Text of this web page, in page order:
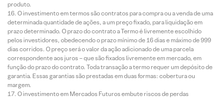
produto.
O investimento em termos são contratos para compra ou a venda de uma
determinada quantidade de ações, a um preço fixado, para liquidação em
prazo determinado. O prazo do contrato a Termo é livremente escolhido
pelos investidores, obedecendo o prazo mínimo de 16 dias e máximo de 999
dias corridos. O preço será o valor da ação adicionado de uma parcela
correspondente aos juros – que são fixados livremente em mercado, em
função do prazo do contrato. Toda transação a termo requer um depósito de
garantia. Essas garantias são prestadas em duas formas: cobertura ou
margem.
O investimento em Mercados Futuros embute riscos de perdas